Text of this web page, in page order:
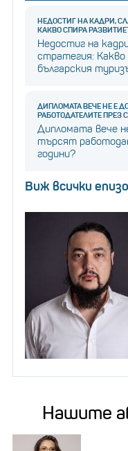
НЕДОСТИГ НА КАДРИ,
КАКВО СПИРА
Недостиг на
стратегия:
българския
ДИПЛОМАТА ВЕЧЕ НЕ Е
РАБОТОДАТЕЛИТЕ
Дипломата вече
търсят
години?
Виж всички
Нашите